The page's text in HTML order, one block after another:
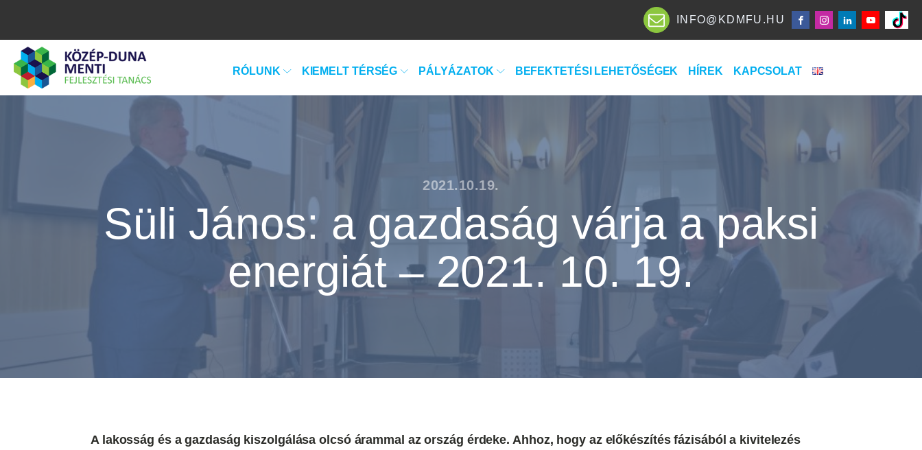
INFO@KDMFU.HU
RÓLUNK KIEMELT TÉRSÉG PÁLYÁZATOK BEFEKTETÉSI LEHETŐSÉGEK HÍREK KAPCSOLAT
2021.10.19.
Süli János: a gazdaság várja a paksi
energiát – 2021. 10. 19.
A lakosság és a gazdaság kiszolgálása olcsó árammal az ország érdeke. Ahhoz, hogy az előkészítés fázisából a kivitelezés